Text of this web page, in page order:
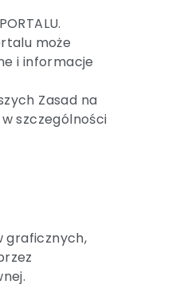
może
i informacje
Zasad na
szczególności
graficznych,